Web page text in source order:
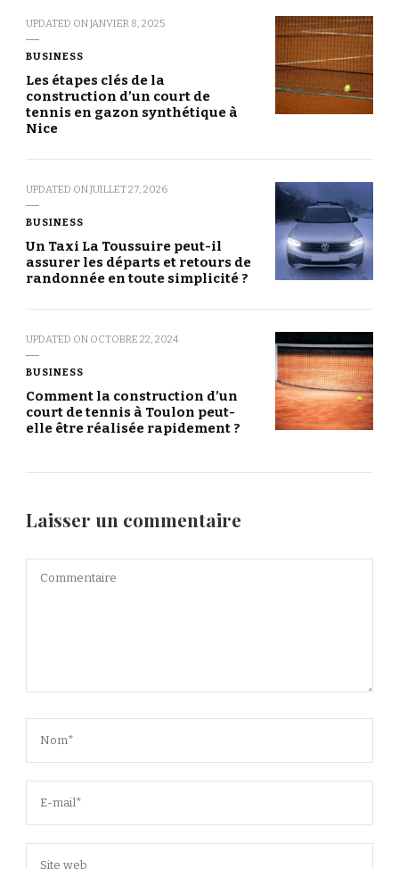
UPDATED ONJANVIER 8, 2025
BUSINESS
Les étapes clés de la
construction d’un court de
tennis en gazon synthétique à
Nice
UPDATED ONJUILLET 27, 2026
BUSINESS
Un Taxi La Toussuire peut-il
assurer les départs et retours de
randonnée en toute simplicité ?
UPDATED ON OCTOBRE 22, 2024
BUSINESS
Comment la construction d’un
court de tennis à Toulon peut-
elle être réalisée rapidement ?
Laisser un commentaire